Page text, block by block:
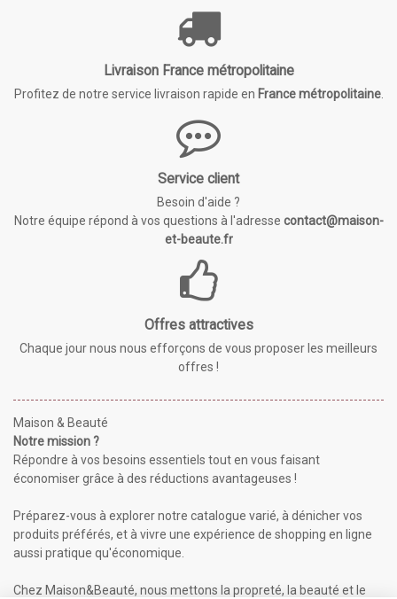
Livraison France métropolitaine
Profitez de notre service livraison rapide en France métropolitaine.
Service client
Besoin d'aide ?
Notre équipe répond à vos questions à l'adresse contact@maison-
et-beaute.fr
Offres attractives
Chaque jour nous nous efforçons de vous proposer les meilleurs
offres !
Maison & Beauté
Notre mission ?
Répondre à vos besoins essentiels tout en vous faisant
économiser grâce à des réductions avantageuses !
Préparez-vous à explorer notre catalogue varié, à dénicher vos
produits préférés, et à vivre une expérience de shopping en ligne
aussi pratique qu'économique.
Chez Maison&Beauté, nous mettons la propreté, la beauté et le